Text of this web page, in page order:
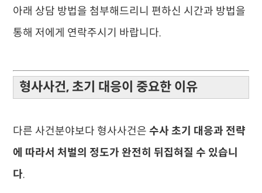
아래 상담 방법을 첨부해드리니 편하신 시간과 방법을
통해 저에게 연락주시기 바랍니다.
형사사건, 초기 대응이 중요한 이유
다른 사건분야보다 형사사건은수사 초기 대응과 전략
에 따라서 처벌의 정도가 완전히 뒤집혀질 수 있습니
다.